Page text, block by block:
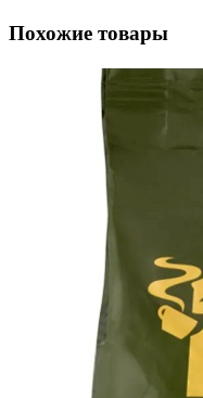
Похожие товары